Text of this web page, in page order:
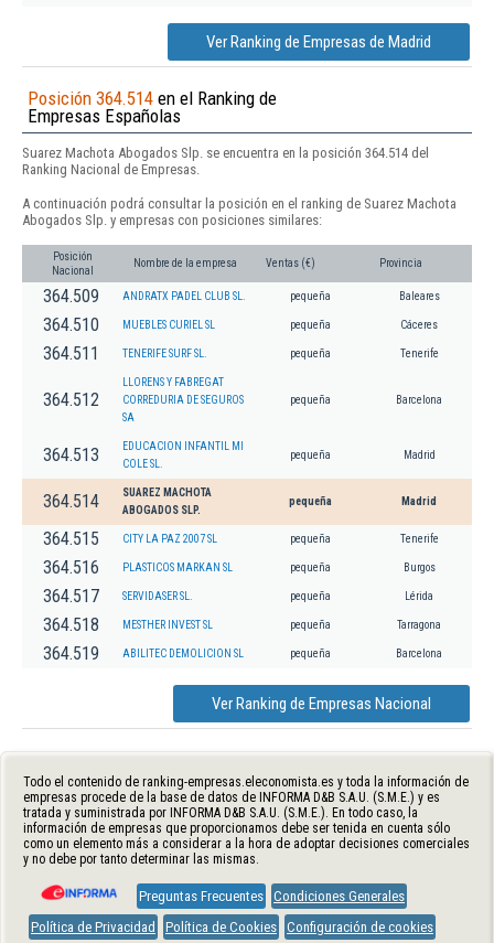
Ver Ranking de Empresas de Madrid
Posición 364.514 en el Ranking de
Empresas Españolas
Suarez Machota Abogados Slp. se encuentra en la posición 364.514 del
Ranking Nacional de Empresas.
A continuación podrá consultar la posición en el ranking de Suarez Machota
Abogados Slp. y empresas con posiciones similares:
Posición
Nacional
Nombre de la empresa Ventas (€) Provincia
364.509 ANDRATX PADEL CLUB SL. pequeña Baleares
364.510 MUEBLES CURIEL SL pequeña Cáceres
364.511 TENERIFE SURF SL. pequeña Tenerife
364.512
LLORENS Y FABREGAT
CORREDURIA DE SEGUROS
SA
pequeña Barcelona
364.513
EDUCACION INFANTIL MI
COLE SL.
pequeña Madrid
364.514
SUAREZ MACHOTA
ABOGADOS SLP.
pequeña Madrid
364.515 CITY LA PAZ 2007 SL pequeña Tenerife
364.516 PLASTICOS MARKAN SL pequeña Burgos
364.517 SERVIDASER SL. pequeña Lérida
364.518 MESTHER INVEST SL pequeña Tarragona
364.519 ABILITEC DEMOLICION SL pequeña Barcelona
Ver Ranking de Empresas Nacional
Todo el contenido de ranking-empresas.eleconomista.es y toda la información de
empresas procede de la base de datos de INFORMA D&B S.A.U. (S.M.E.) y es
tratada y suministrada por INFORMA D&B S.A.U. (S.M.E.). En todo caso, la
información de empresas que proporcionamos debe ser tenida en cuenta sólo
como un elemento más a considerar a la hora de adoptar decisiones comerciales
y no debe por tanto determinar las mismas.
Preguntas Frecuentes Condiciones Generales
Política de Privacidad
Política de Cookies Configuración de cookies